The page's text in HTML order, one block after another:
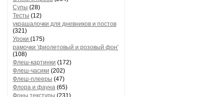
Супы (28)
Тесты (12)
украшалочки для дневников и постов
(321)
Уроки (175)
рамочки 'фиолетовый и розовый фон'
(108)
Флеш-картинки (172)
Флеш-часики (202)
Флеш-плееры (47)
Флора и фауна (65)
Фоны текстуры (231)